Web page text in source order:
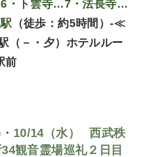
・ト雲寺…7・法長寺…
（徒歩：約5時間）-≪
（－・夕）ホテルルー
前
・ 10/14（水）
西武秩
観音霊場巡礼２日目